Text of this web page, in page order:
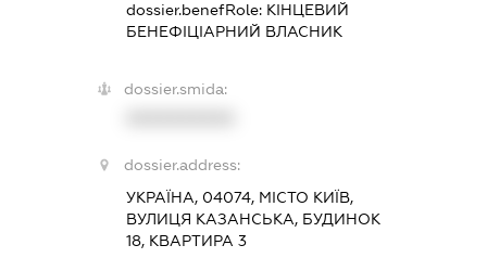
dossier.benefRole: КІНЦЕВИЙ
БЕНЕФІЦІАРНИЙ ВЛАСНИК
dossier.smida:
dossier.address:
УКРАЇНА, 04074, МІСТО КИЇВ,
ВУЛИЦЯ КАЗАНСЬКА, БУДИНОК
18, КВАРТИРА 3